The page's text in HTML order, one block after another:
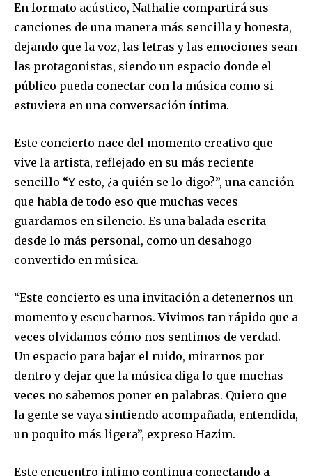
En formato acústico, Nathalie compartirá sus
canciones de una manera más sencilla y honesta,
dejando que la voz, las letras y las emociones sean
las protagonistas, siendo un espacio donde el
público pueda conectar con la música como si
estuviera en una conversación íntima.
Este concierto nace del momento creativo que
vive la artista, reflejado en su más reciente
sencillo “Y esto, ¿a quién se lo digo?”, una canción
que habla de todo eso que muchas veces
guardamos en silencio. Es una balada escrita
desde lo más personal, como un desahogo
convertido en música.
“Este concierto es una invitación a detenernos un
momento y escucharnos. Vivimos tan rápido que a
veces olvidamos cómo nos sentimos de verdad.
Un espacio para bajar el ruido, mirarnos por
dentro y dejar que la música diga lo que muchas
veces no sabemos poner en palabras. Quiero que
la gente se vaya sintiendo acompañada, entendida,
un poquito más ligera”, expreso Hazim.
Este encuentro intimo continua conectando a